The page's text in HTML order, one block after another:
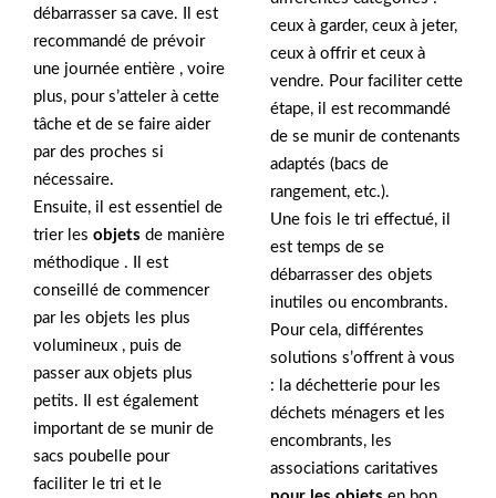
débarrasser sa cave. Il est
recommandé de prévoir
une journée entière , voire
plus, pour s’atteler à cette
tâche et de se faire aider
par des proches si
nécessaire.
Ensuite, il est essentiel de
trier les objets de manière
méthodique . Il est
conseillé de commencer
par les objets les plus
volumineux , puis de
passer aux objets plus
petits. Il est également
important de se munir de
sacs poubelle pour
faciliter le tri et le
ceux à garder, ceux à jeter,
ceux à offrir et ceux à
vendre. Pour faciliter cette
étape, il est recommandé
de se munir de contenants
adaptés (bacs de
rangement, etc.).
Une fois le tri effectué, il
est temps de se
débarrasser des objets
inutiles ou encombrants.
Pour cela, différentes
solutions s’offrent à vous
: la déchetterie pour les
déchets ménagers et les
encombrants, les
associations caritatives